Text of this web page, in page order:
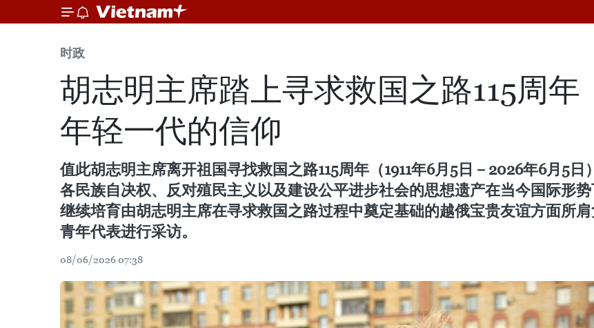
时政
胡志明主席踏上寻求救国之路115周
年轻一代的信仰
值此胡志明主席离开祖国寻找救国之路115周年（1911年6月5日－2026年6月5
各民族自决权、反对殖民主义以及建设公平进步社会的思想遗产在当今国际形
继续培育由胡志明主席在寻求救国之路过程中奠定基础的越俄宝贵友谊方面所
青年代表进行采访。
08/06/2026 07:38